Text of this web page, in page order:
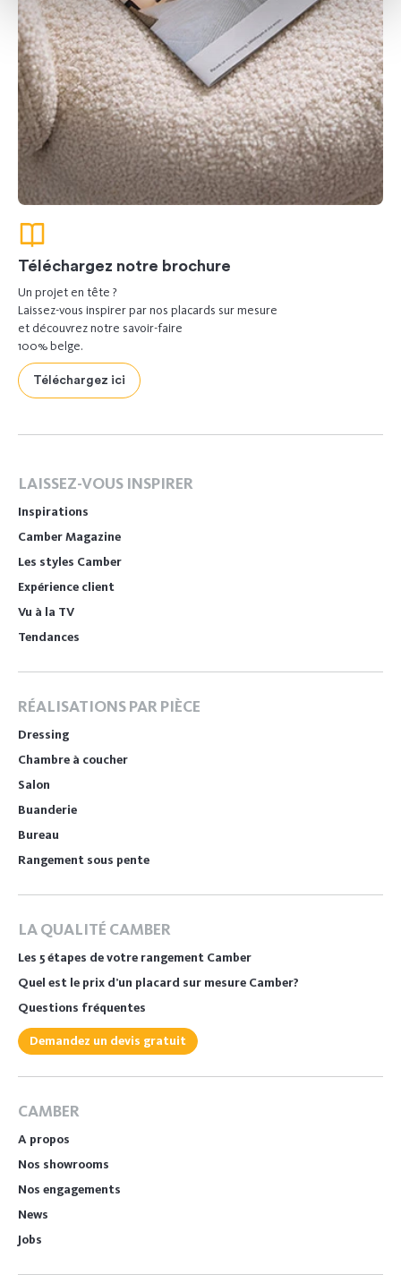
Téléchargez notre brochure
Un projet en tête ?
Laissez-vous inspirer par nos placards sur mesure
et découvrez notre savoir-faire
100% belge.
Téléchargez ici
LAISSEZ-VOUS INSPIRER
Inspirations
Camber Magazine
Les styles Camber
Expérience client
Vu à la TV
Tendances
RÉALISATIONS PAR PIÈCE
Dressing
Chambre à coucher
Salon
Buanderie
Bureau
Rangement sous pente
LA QUALITÉ CAMBER
Les 5 étapes de votre rangement Camber
Quel est le prix d’un placard sur mesure Camber?
Questions fréquentes
Demandez un devis gratuit
CAMBER
A propos
Nos showrooms
Nos engagements
News
Jobs